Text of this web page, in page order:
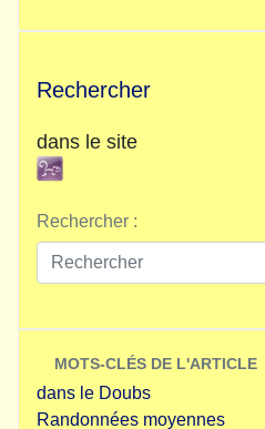
Rechercher
dans le site
Rechercher :
MOTS-CLÉS DE L'ARTICLE
dans le Doubs
Randonnées moyennes